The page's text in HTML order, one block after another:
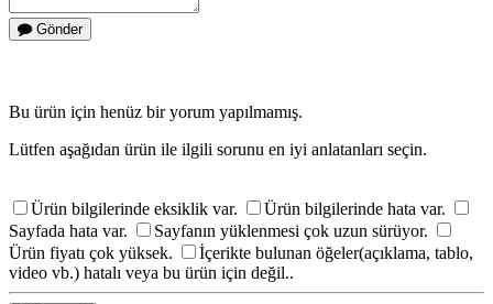
Gönder
Bu ürün için henüz bir yorum yapılmamış.
Lütfen aşağıdan ürün ile ilgili sorunu en iyi anlatanları seçin.
Ürün bilgilerinde eksiklik var.
Ürün bilgilerinde hata var.
Sayfada hata var.
Sayfanın yüklenmesi çok uzun sürüyor.
Ürün fiyatı çok yüksek.
İçerikte bulunan öğeler(açıklama, tablo,
video vb.) hatalı veya bu ürün için değil..